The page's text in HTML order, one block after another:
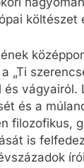
költészet
„Ti
és
és a
filozofikus,
is